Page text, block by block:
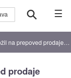
☰
prepoved prodaje Worda
prodaje